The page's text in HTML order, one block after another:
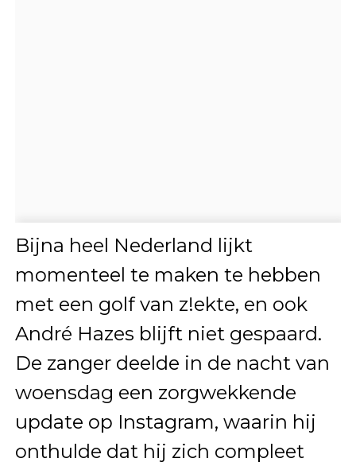
Bijna heel Nederland lijkt
momenteel te maken te hebben
met een golf van z!ekte, en ook
André Hazes blijft niet gespaard.
De zanger deelde in de nacht van
woensdag een zorgwekkende
update op Instagram, waarin hij
onthulde dat hij zich compleet